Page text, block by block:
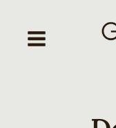
content